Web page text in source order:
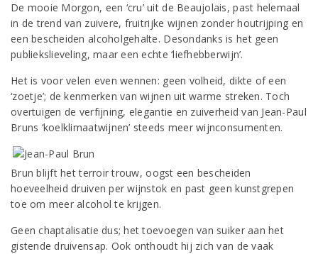
De mooie Morgon, een ‘cru’ uit de Beaujolais, past helemaal
in de trend van zuivere, fruitrijke wijnen zonder houtrijping en
een bescheiden alcoholgehalte. Desondanks is het geen
publiekslieveling, maar een echte ‘liefhebberwijn’.
Het is voor velen even wennen: geen volheid, dikte of een
‘zoetje’; de kenmerken van wijnen uit warme streken. Toch
overtuigen de verfijning, elegantie en zuiverheid van Jean-Paul
Bruns ‘koelklimaatwijnen’ steeds meer wijnconsumenten.
Brun blijft het terroir trouw, oogst een bescheiden
hoeveelheid druiven per wijnstok en past geen kunstgrepen
toe om meer alcohol te krijgen.
Geen chaptalisatie dus; het toevoegen van suiker aan het
gistende druivensap. Ook onthoudt hij zich van de vaak